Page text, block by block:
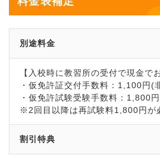
別途料金
【入校時に教習所の受付で現金で
・仮免許証交付手数料：1,100円(
・仮免許試験受験手数料：1,800
※2回目以降は再試験料1,800円が
割引特典